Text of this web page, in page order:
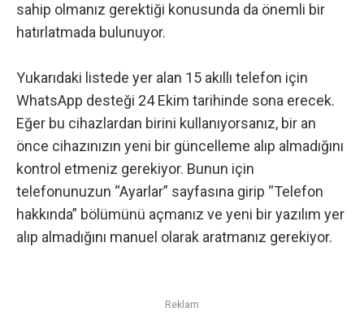
sahip olmanız gerektiği konusunda da önemli bir
hatırlatmada bulunuyor.
Yukarıdaki listede yer alan 15 akıllı telefon için
WhatsApp desteği 24 Ekim tarihinde sona erecek.
Eğer bu cihazlardan birini kullanıyorsanız, bir an
önce cihazınızın yeni bir güncelleme alıp almadığını
kontrol etmeniz gerekiyor. Bunun için
telefonunuzun “Ayarlar” sayfasına girip “Telefon
hakkında” bölümünü açmanız ve yeni bir yazılım yer
alıp almadığını manuel olarak aratmanız gerekiyor.
Reklam